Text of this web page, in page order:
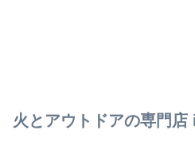
火とアウトドアの専門